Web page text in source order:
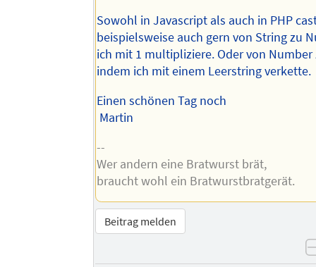
Sowohl in Javascript als auch in PHP
beispielsweise auch gern von String zu
ich mit 1 multipliziere. Oder von Number
indem ich mit einem Leerstring verkette.
Einen schönen Tag noch
Martin
--
Wer andern eine Bratwurst brät,
braucht wohl ein Bratwurstbratgerät.
Beitrag melden